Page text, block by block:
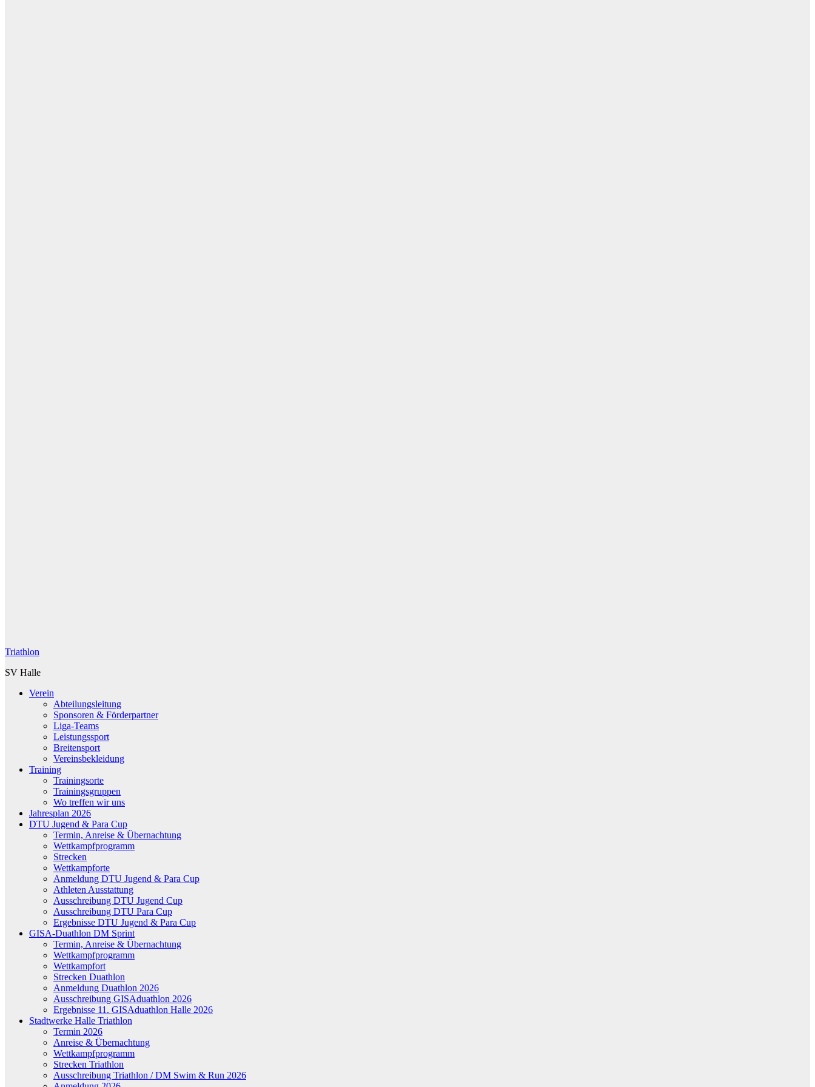
Triathlon
SV Halle
Verein
Abteilungsleitung
Sponsoren & Förderpartner
Liga-Teams
Leistungssport
Breitensport
Vereinsbekleidung
Training
Trainingsorte
Trainingsgruppen
Wo treffen wir uns
Jahresplan 2026
DTU Jugend & Para Cup
Termin, Anreise & Übernachtung
Wettkampfprogramm
Strecken
Wettkampforte
Anmeldung DTU Jugend & Para Cup
Athleten Ausstattung
Ausschreibung DTU Jugend Cup
Ausschreibung DTU Para Cup
Ergebnisse DTU Jugend & Para Cup
GISA-Duathlon DM Sprint
Termin, Anreise & Übernachtung
Wettkampfprogramm
Wettkampfort
Strecken Duathlon
Anmeldung Duathlon 2026
Ausschreibung GISAduathlon 2026
Ergebnisse 11. GISAduathlon Halle 2026
Stadtwerke Halle Triathlon
Termin 2026
Anreise & Übernachtung
Wettkampfprogramm
Strecken Triathlon
Ausschreibung Triathlon / DM Swim & Run 2026